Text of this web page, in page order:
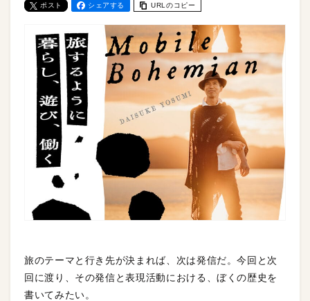
ポスト シェアする URLのコピー
旅のテーマと行き先が決まれば、次は発信だ。今回と次
回に渡り、その発信と表現活動における、ぼくの歴史を
書いてみたい。